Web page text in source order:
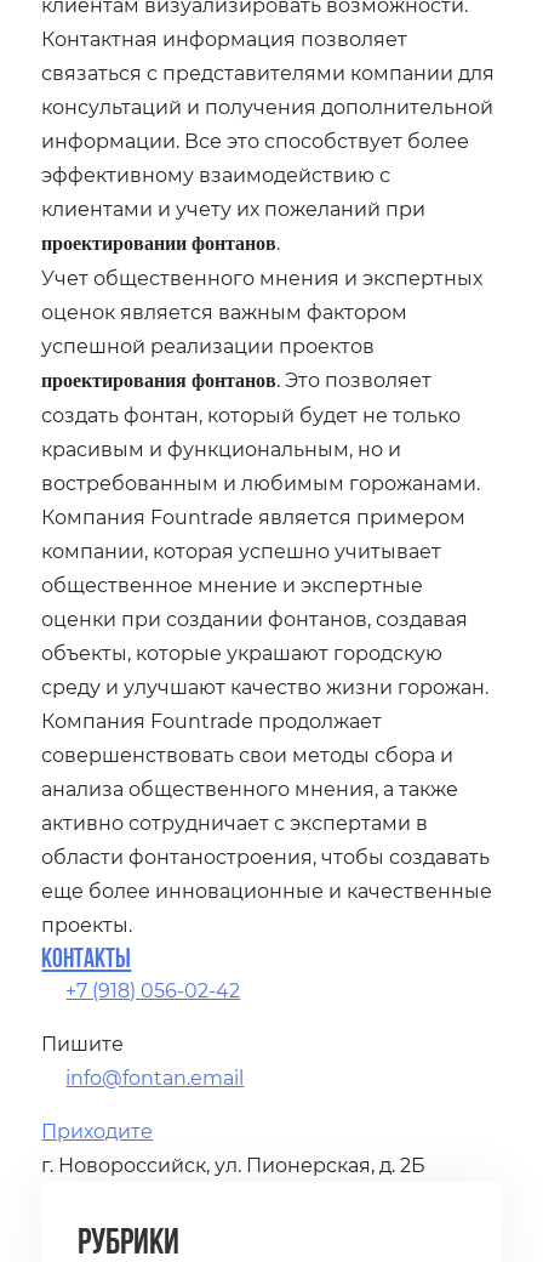
Контактная информация позволяет
связаться с представителями компании для
консультаций и получения дополнительной
информации. Все это способствует более
эффективному взаимодействию с
клиентами и учету их пожеланий при
проектировании фонтанов.
Учет общественного мнения и экспертных
оценок является важным фактором
успешной реализации проектов
проектирования фонтанов. Это позволяет
создать фонтан‚ который будет не только
красивым и функциональным‚ но и
востребованным и любимым горожанами.
Компания Fountrade является примером
компании‚ которая успешно учитывает
общественное мнение и экспертные
оценки при создании фонтанов‚ создавая
объекты‚ которые украшают городскую
среду и улучшают качество жизни горожан.
Компания Fountrade продолжает
совершенствовать свои методы сбора и
анализа общественного мнения‚ а также
активно сотрудничает с экспертами в
области фонтаностроения‚ чтобы создавать
еще более инновационные и качественные
проекты.
Контакты
+7 (918) 056-02-42
Пишите
info@fontan.email
Приходите
г. Новороссийск, ул. Пионерская, д. 2Б
Рубрики